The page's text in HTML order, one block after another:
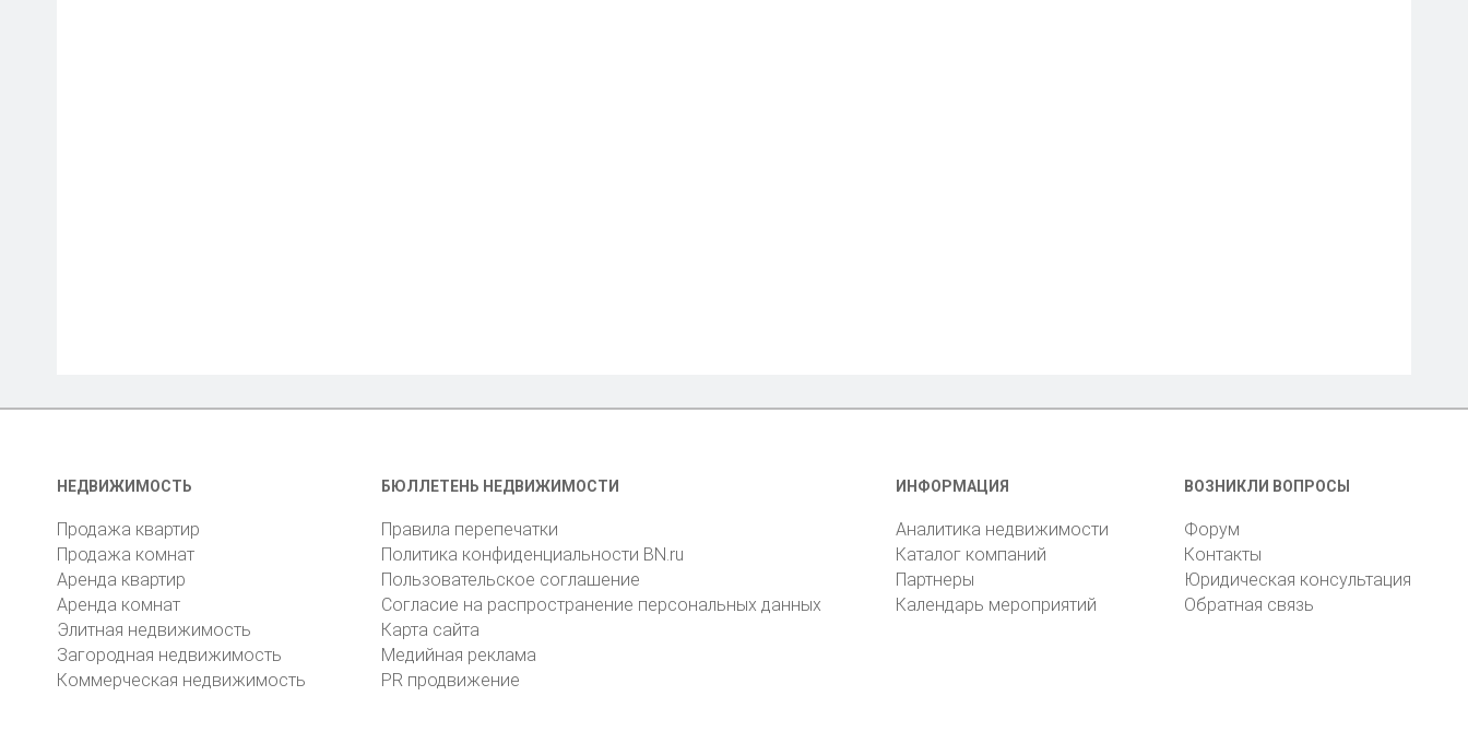
НЕДВИЖИМОСТЬ
Продажа квартир
Продажа комнат
Аренда квартир
Аренда комнат
Элитная недвижимость
Загородная недвижимость
Коммерческая недвижимость
БЮЛЛЕТЕНЬ НЕДВИЖИМОСТИ
Правила перепечатки
Политика конфиденциальности BN.ru
Пользовательское соглашение
Согласие на распространение персональных данных
Карта сайта
Медийная реклама
PR продвижение
ИНФОРМАЦИЯ
Аналитика недвижимости
Каталог компаний
Партнеры
Календарь мероприятий
ВОЗНИКЛИ ВОПРОСЫ
Форум
Контакты
Юридическая консультация
Обратная связь